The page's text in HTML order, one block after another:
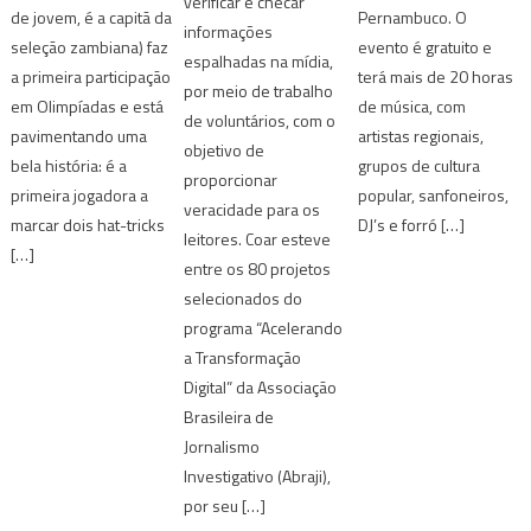
de jovem, é a capitã da
seleção zambiana) faz
a primeira participação
em Olimpíadas e está
pavimentando uma
bela história: é a
primeira jogadora a
marcar dois hat-tricks
[…]
informações
espalhadas na mídia,
por meio de trabalho
de voluntários, com o
objetivo de
proporcionar
veracidade para os
leitores. Coar esteve
entre os 80 projetos
selecionados do
programa “Acelerando
a Transformação
Digital” da Associação
Brasileira de
Jornalismo
Investigativo (Abraji),
por seu […]
Pernambuco. O
evento é gratuito e
terá mais de 20 horas
de música, com
artistas regionais,
grupos de cultura
popular, sanfoneiros,
DJ’s e forró […]